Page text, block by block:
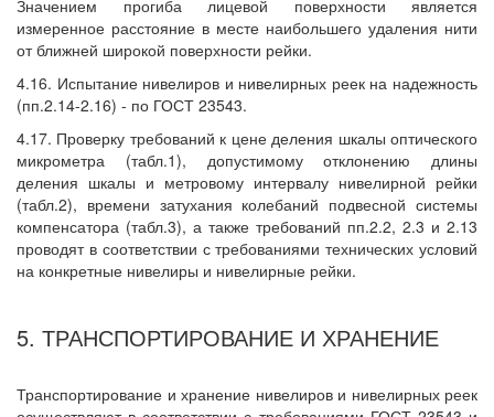
Значением прогиба лицевой поверхности является
измеренное расстояние в месте наибольшего удаления нити
от ближней широкой поверхности рейки.
4.16. Испытание нивелиров и нивелирных реек на надежность
(пп.2.14-2.16) - по ГОСТ 23543.
4.17. Проверку требований к цене деления шкалы оптического
микрометра (табл.1), допустимому отклонению длины
деления шкалы и метровому интервалу нивелирной рейки
(табл.2), времени затухания колебаний подвесной системы
компенсатора (табл.3), а также требований пп.2.2, 2.3 и 2.13
проводят в соответствии с требованиями технических условий
на конкретные нивелиры и нивелирные рейки.
5. ТРАНСПОРТИРОВАНИЕ И ХРАНЕНИЕ
Транспортирование и хранение нивелиров и нивелирных реек